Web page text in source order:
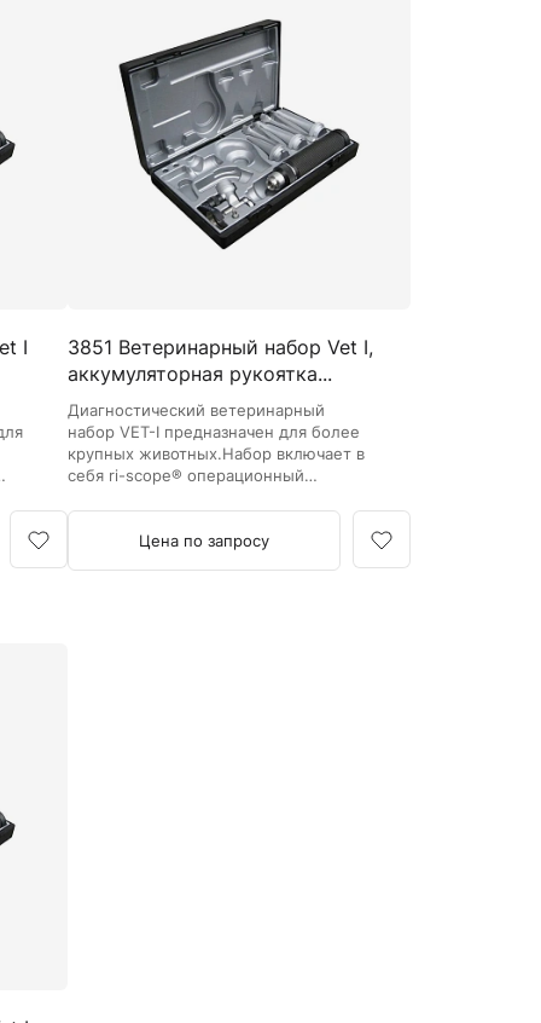
I
3851 Ветеринарный набор Vet I,
аккумуляторная рукоятка...
Диагностический ветеринарный
набор VET-I предназначен для более
крупных животных.Набор включает в
себя ri-scope® операционный
Цена по запросу